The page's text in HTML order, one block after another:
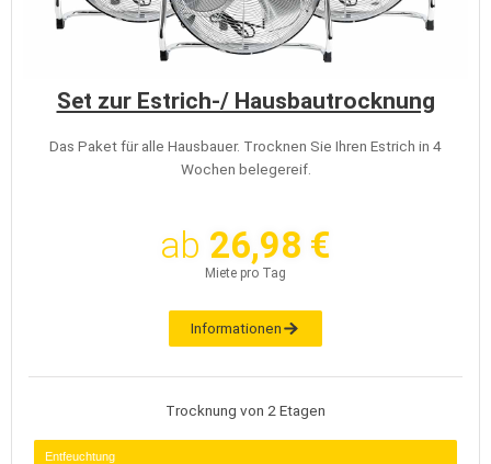
Set zur Estrich-/ Hausbautrocknung
Das Paket für alle Hausbauer. Trocknen Sie Ihren Estrich in 4
Wochen belegereif.
ab 26,98 €
Miete pro Tag
Informationen
Trocknung von 2 Etagen
Entfeuchtung